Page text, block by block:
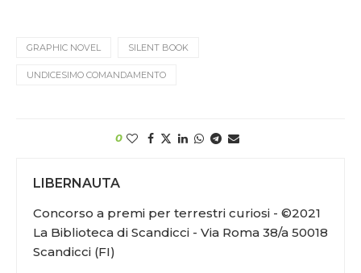
GRAPHIC NOVEL SILENT BOOK
UNDICESIMO COMANDAMENTO
0
LIBERNAUTA
Concorso a premi per terrestri curiosi - ©2021
La Biblioteca di Scandicci - Via Roma 38/a 50018
Scandicci (FI)